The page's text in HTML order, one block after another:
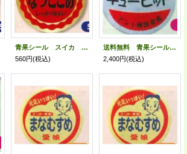
青果シール スイカ なつここあ用 100枚 ナント種苗(株)
560円(税込)
送料無料 青果シール メロン キューピット用 1000枚 ナント種苗(株)
2,400円(税込)